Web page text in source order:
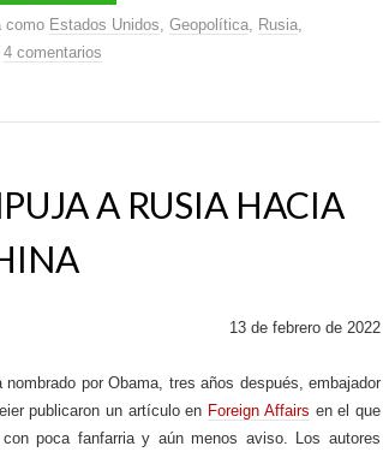
como Estados Unidos, Geopolítica, Rusia,
4 comentarios
A RUSIA HACIA
13 de febrero de 2022
por Obama, tres años después, embajador
publicaron un artículo en Foreign Affairs en el que
poca fanfarria y aún menos aviso. Los autores